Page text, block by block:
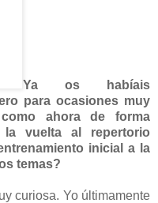
Ya os habíais
para ocasiones muy
ahora de forma
vuelta al repertorio
inicial a la
temas?
curiosa. Yo últimamente